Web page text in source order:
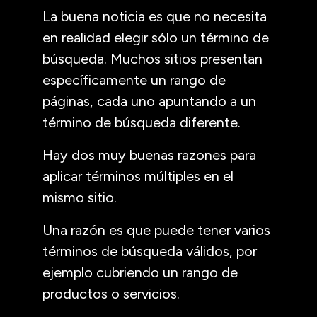
La buena noticia es que no necesita
en realidad elegir sólo un término de
búsqueda. Muchos sitios presentan
específicamente un rango de
páginas, cada uno apuntando a un
término de búsqueda diferente.
Hay dos muy buenas razones para
aplicar términos múltiples en el
mismo sitio.
Una razón es que puede tener varios
términos de búsqueda válidos, por
ejemplo cubriendo un rango de
productos o servicios.